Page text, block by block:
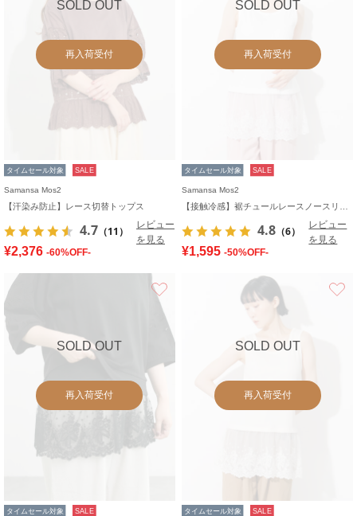
SOLD OUT
再入荷受付
タイムセール対象 SALE
Samansa Mos2
【汗染み防止】レース切替トップス
4.7 （11）
レビュー
を見る
¥2,376 -60%OFF-
SOLD OUT
再入荷受付
タイムセール対象 SALE
Samansa Mos2
4.8 （6）
レビュー
を見る
¥1,595 -50%OFF-
SOLD OUT
再入荷受付
タイムセール対象 SALE
SOLD OUT
再入荷受付
タイムセール対象 SALE